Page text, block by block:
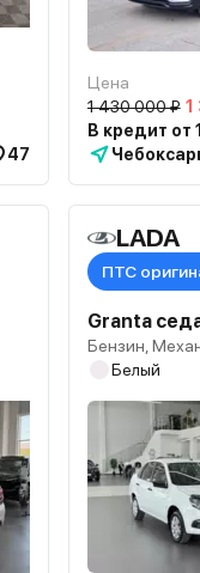
47
Цена
1 430 000 ₽ 1
В кредит от
LADA
ПТС
Granta
Бензин,
Белый